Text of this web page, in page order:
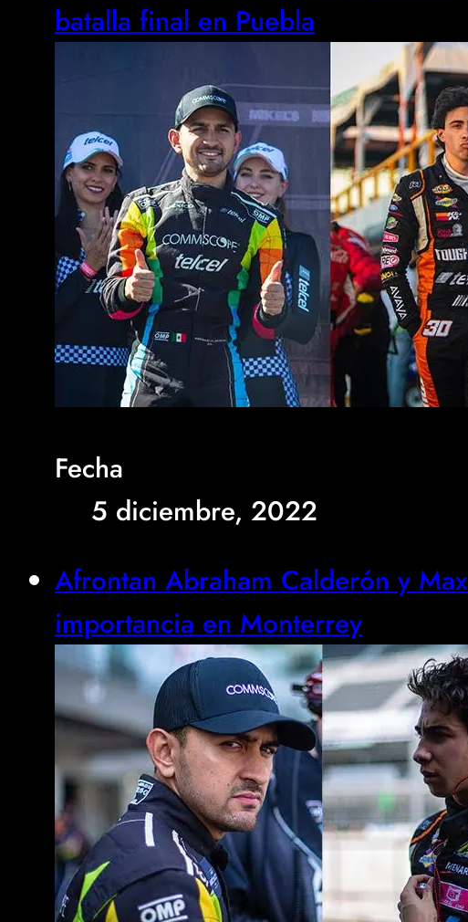
batalla final en Puebla
Fecha
5 diciembre, 2022
Afrontan Abraham Calderón y
importancia en Monterrey